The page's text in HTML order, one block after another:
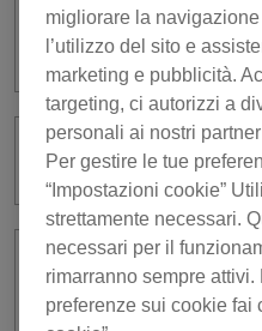
Cosa devo fare per
database?
Come si disinstalla
Come posso
Windows a 64-bit?
migliorare la
l’utilizzo del sito e
marketing e pubblicità.
targeting, ci autorizzi a
personali ai nostri
Per gestire le tue
“Impostazioni cookie”
strettamente necessari.
necessari per il
rimarranno sempre attivi.
preferenze sui cookie fai